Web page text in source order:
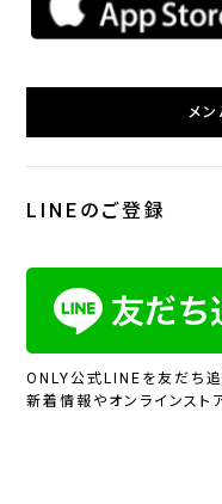
メ
LINEのご登録
ONLY公式LINEを友だち追
新着情報やオンラインスト